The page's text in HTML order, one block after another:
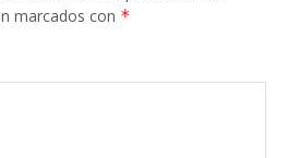
marcados con *